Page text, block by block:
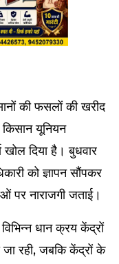
की फसलों की खरीद
यूनियन
दिया है। बुधवार
को ज्ञापन सौंपकर
पर नाराजगी जताई।
धान क्रय केंद्रों
जा रही, जबकि केंद्रों के